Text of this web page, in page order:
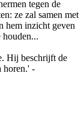
tegen de
ze zal samen met
hem inzicht geven
Hij beschrijft de
horen.' -